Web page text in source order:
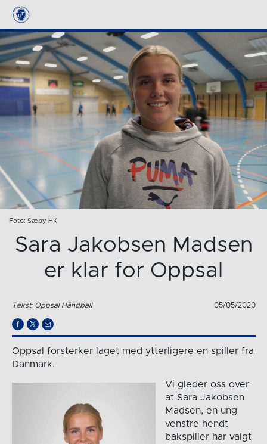
Foto: Sæby HK
Sara Jakobsen Madsen
er klar for Oppsal
Tekst: Oppsal Håndball 05/05/2020
Oppsal forsterker laget med ytterligere en spiller fra
Danmark.
Vi gleder oss over
at Sara Jakobsen
Madsen, en ung
venstre hendt
bakspiller har valgt